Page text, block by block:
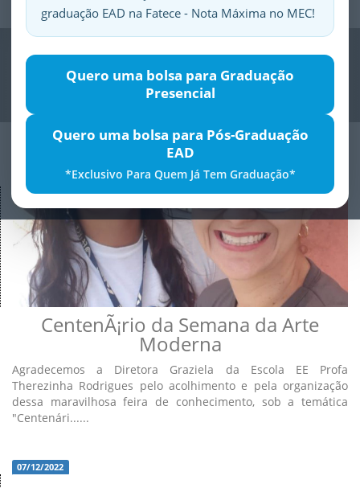
graduação EAD na Fatece - Nota Máxima no MEC!
Quero uma bolsa para Graduação
Presencial
Quero uma bolsa para Pós-Graduação
EAD
*Exclusivo Para Quem Já Tem Graduação*
SuaFatece.Seuorgulho.
Previous
CentenÃ¡rio da Semana da Arte
Moderna
Agradecemos a Diretora Graziela da Escola EE Profa
Therezinha Rodrigues pelo acolhimento e pela organização
dessa maravilhosa feira de conhecimento, sob a temática
"Centenári......
07/12/2022